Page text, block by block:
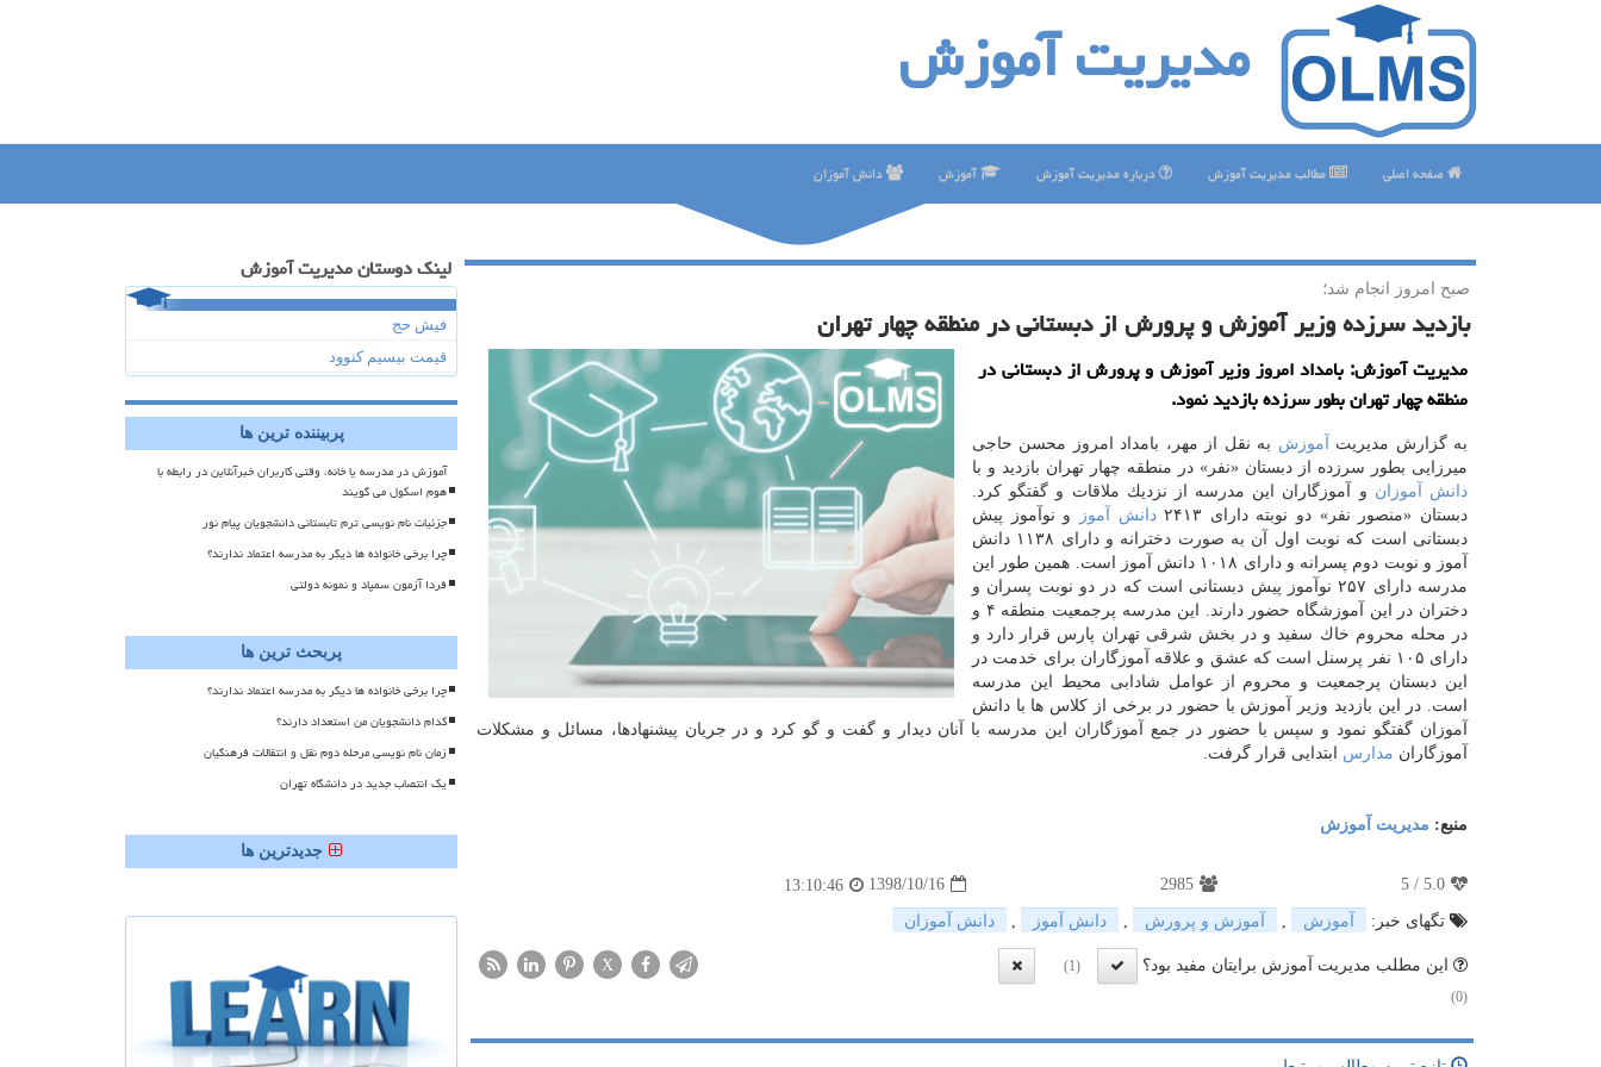
مدیریت آموزش
صفحه اصلی مطالب مدیریت آموزش درباره مدیریت آموزش آموزش دانش آموزان
صبح امروز انجام شد؛
بازدید سرزده وزیر آموزش و پرورش از دبستانی در منطقه چهار تهران
مدیریت آموزش: بامداد امروز وزیر آموزش و پرورش از دبستانی در
منطقه چهار تهران بطور سرزده بازدید نمود.
به گزارش مدیریت آموزش به نقل از مهر، بامداد امروز محسن حاجی
میرزایی بطور سرزده از دبستان «نفر» در منطقه چهار تهران بازدید و با
دانش آموزان و آموزگاران این مدرسه از نزدیك ملاقات و گفتگو كرد.
دبستان «منصور نفر» دو نوبته دارای ۲۴۱۳
دانش آموز
و نوآموز پیش
دبستانی است كه نوبت اول آن به صورت دخترانه و دارای ۱۱۳۸ دانش
آموز و نوبت دوم پسرانه و دارای ۱۰۱۸ دانش آموز است. همین طور این
مدرسه دارای ۲۵۷ نوآموز پیش دبستانی است كه در دو نوبت پسران و
دختران در این آموزشگاه حضور دارند. این مدرسه پرجمعیت منطقه ۴ و
در محله محروم خاك سفید و در بخش شرقی تهران پارس قرار دارد و
دارای ۱۰۵ نفر پرسنل است كه عشق و علاقه آموزگاران برای خدمت در
این دبستان پرجمعیت و محروم از عوامل شادابی محیط این مدرسه
است. در این بازدید وزیر آموزش با حضور در برخی از كلاس ها با دانش
آموزان گفتگو نمود و سپس با حضور در جمع آموزگاران این مدرسه با آنان دیدار و گفت و گو كرد و در جریان پیشنهادها، مسائل و مشكلات
آموزگاران مدارس ابتدایی قرار گرفت.
منبع: مدیریت آموزش
5.0
/
5
2985
1398/10/16
13:10:46
تگهای خبر:
آموزش آموزش و پرورش دانش آموز دانش آموزان
این مطلب مدیریت آموزش برایتان مفید بود؟
(1)
(0)
X
لینک دوستان مدیریت آموزش
فیش حج
قیمت بیسیم کنوود
پربیننده ترین ها
آموزش در مدرسه یا خانه، وقتی کاربران خبرآنلاین در رابطه با
هوم اسکول می گویند
جزئیات نام نویسی ترم تابستانی دانشجویان پیام نور
چرا برخی خانواده ها دیگر به مدرسه اعتماد ندارند؟
فردا آزمون سمپاد و نمونه دولتی
پربحث ترین ها
چرا برخی خانواده ها دیگر به مدرسه اعتماد ندارند؟
کدام دانشجویان من استعداد دارند؟
زمان نام نویسی مرحله دوم نقل و انتقالات فرهنگیان
یک انتصاب جدید در دانشگاه تهران
جدیدترین ها